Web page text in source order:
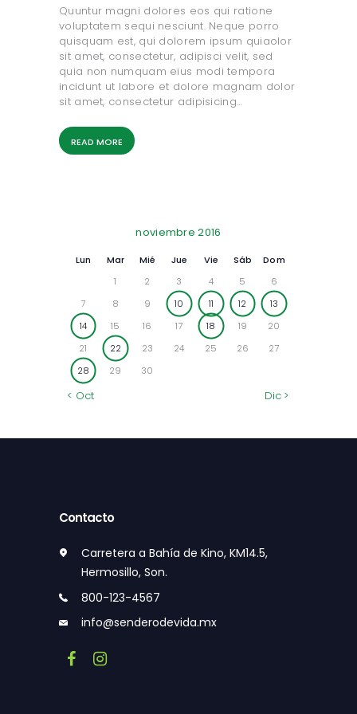
Quuntur magni dolores eos qui ratione
voluptatem sequi nesciunt. Neque porro
quisquam est, qui dolorem ipsum quiaolor
sit amet, consectetur, adipisci velit, sed
quia non numquam eius modi tempora
incidunt ut labore et dolore magnam dolor
sit amet, consectetur adipisicing…
READ MORE
noviembre 2016
Lun Mar Mié Jue Vie Sáb
Dom
1
2 3 4 5
6
7
8 9 10 11 12
13
14
15 16 17 18 19
20
21
22 23 24 25 26
27
28
29 30
« Oct Dic »
Contacto
Carretera a Bahía de Kino, KM14.5,
Hermosillo, Son.
800-123-4567
info@senderodevida.mx